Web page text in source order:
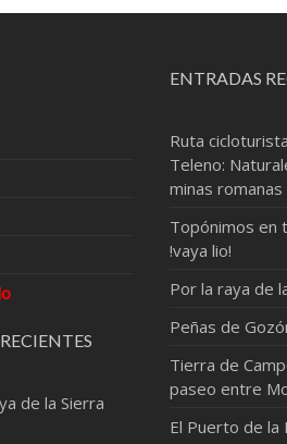
de la Sierra
ENTRADAS
Ruta
Teleno:
minas romanas
Topónimos en
!vaya lio!
Por la raya de
Peñas de
Tierra de
paseo entre
El Puerto de la